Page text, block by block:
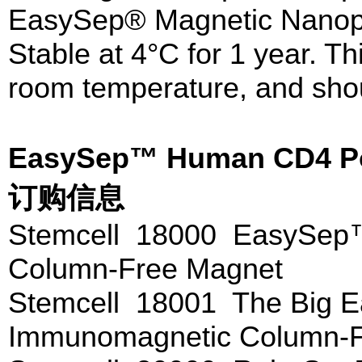
EasySep® Magnetic
Stable at 4°C for 1 year.
room temperature, and
EasySep™ Human CD4
订购信息
Stemcell 18000
Column-Free Magnet
Stemcell 18001 The Big
Immunomagnetic Column-